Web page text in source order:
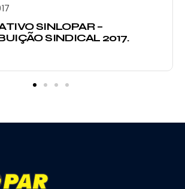
SINLOPAR –
SINDICAL 2017.